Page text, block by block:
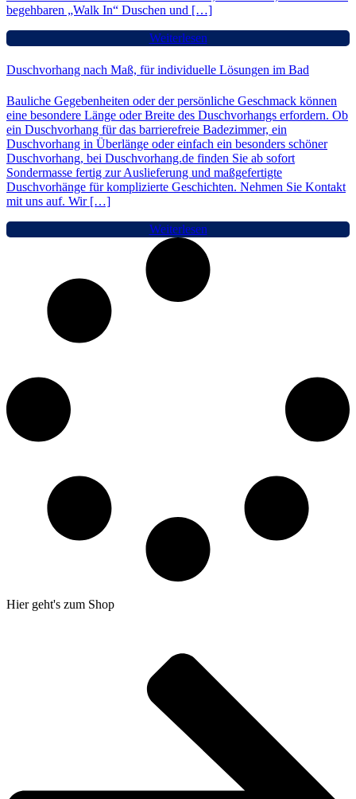
begehbaren „Walk In“ Duschen und […]
Weiterlesen
Duschvorhang nach Maß, für individuelle Lösungen im Bad
Bauliche Gegebenheiten oder der persönliche Geschmack können
eine besondere Länge oder Breite des Duschvorhangs erfordern. Ob
ein Duschvorhang für das barrierefreie Badezimmer, ein
Duschvorhang in Überlänge oder einfach ein besonders schöner
Duschvorhang, bei Duschvorhang.de finden Sie ab sofort
Sondermasse fertig zur Auslieferung und maßgefertigte
Duschvorhänge für komplizierte Geschichten. Nehmen Sie Kontakt
mit uns auf. Wir […]
Weiterlesen
Hier geht's zum Shop